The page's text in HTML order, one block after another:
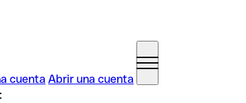
cuenta Abrir una cuenta